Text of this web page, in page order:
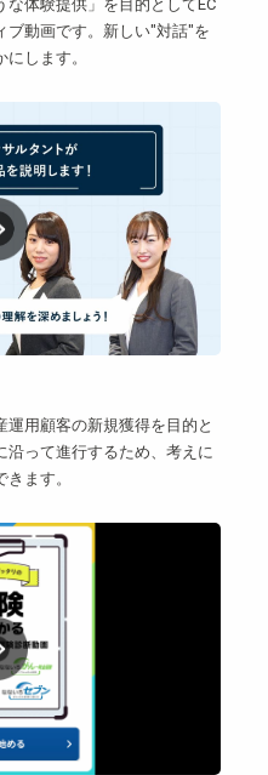
な体験提供」を目的としてEC
ブ動画です。新しい"対話"を
します。
用顧客の新規獲得を目的と
沿って進行するため、考えに
ます。